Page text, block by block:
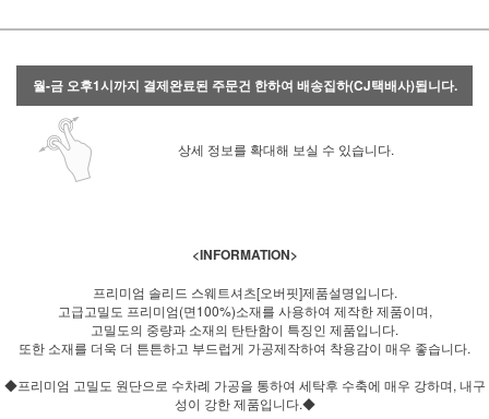
월-금 오후1시까지 결제완료된 주문건 한하여 배송집하(CJ택배사)됩니다.
상세 정보를 확대해 보실 수 있습니다.
<INFORMATION>
프리미엄 솔리드 스웨트셔츠[오버핏]제품설명입니다.
고급고밀도 프리미엄(면100%)소재를 사용하여 제작한 제품이며,
고밀도의 중량과 소재의 탄탄함이 특징인 제품입니다.
또한 소재를 더욱 더 튼튼하고 부드럽게 가공제작하여 착용감이 매우 좋습니다.
◆프리미엄 고밀도 원단으로 수차례 가공을 통하여 세탁후 수축에 매우 강하며, 내구
성이 강한 제품입니다.◆